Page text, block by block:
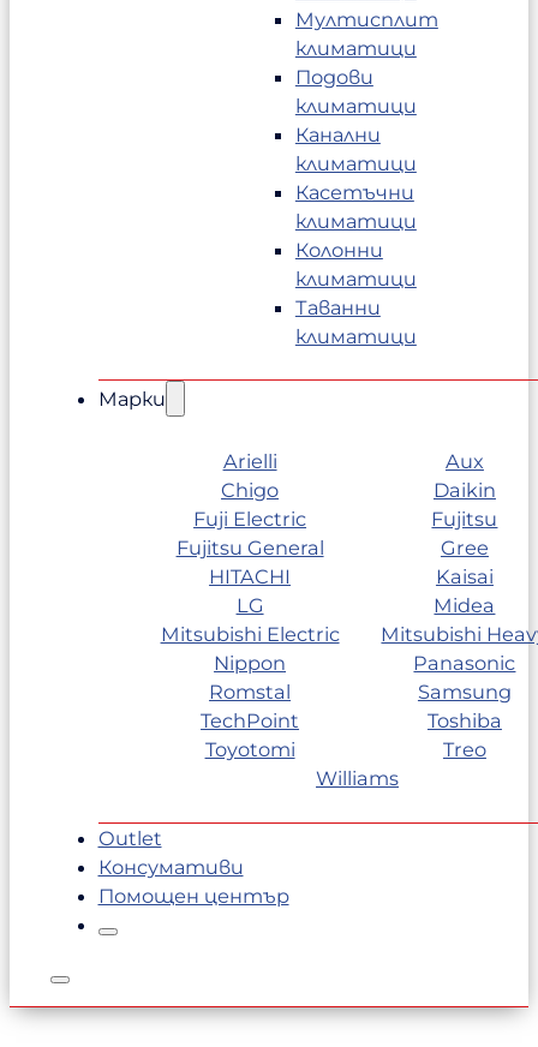
Мултисплит
климатици
Подови
климатици
Канални
климатици
Касетъчни
климатици
Колонни
климатици
Таванни
климатици
Марки
Arielli
Aux
Chigo
Daikin
Fuji Electric
Fujitsu
Fujitsu General
Gree
HITACHI
Kaisai
LG
Midea
Mitsubishi Electric
Mitsubishi
Nippon
Panasonic
Romstal
Samsung
TechPoint
Toshiba
Toyotomi
Treo
Williams
Outlet
Консумативи
Помощен център